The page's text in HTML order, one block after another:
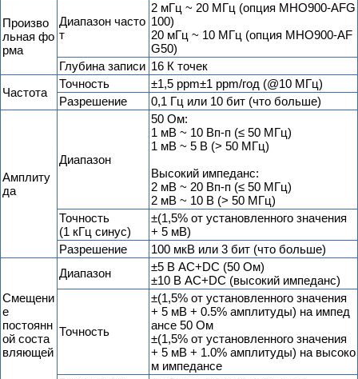
Произво
льная фо
рма
Диапазон часто
т
2 мГц ~ 20 МГц (опция MHO900-AFG
100)
20 мГц ~ 10 МГц (опция MHO900-AF
G50)
Глубина записи 16 К точек
Частота
Точность
±1,5 ppm±1 ppm/год (@10 МГц)
Разрешение
0,1 Гц или 10 бит (что больше)
Амплиту
да
Диапазон
50 Ом:
1 мВ ~ 10 Вп-п (≤ 50 МГц)
1 мВ ~ 5 В (> 50 МГц)
Высокий импеданс:
2 мВ ~ 20 Вп-п (≤ 50 МГц)
2 мВ ~ 10 В (> 50 МГц)
Точность
(1 кГц синус)
±(1,5% от установленного значения
+ 5 мВ)
Разрешение
100 мкВ или 3 бит (что больше)
Смещени
е
постоянн
ой соста
вляющей
Диапазон
±5 В AC+DC (50 Ом)
±10 В AC+DC (высокий импеданс)
Точность
±(1,5% от установленного значения
+ 5 мВ + 0.5% амплитуды) на импед
ансе 50 Ом
±(1,5% от установленного значения
+ 5 мВ + 1.0% амплитуды) на высоко
м импедансе